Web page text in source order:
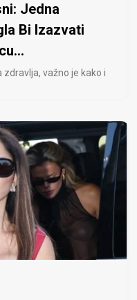
Jedna
Bi Izazvati
zdravlja, važno je kako i